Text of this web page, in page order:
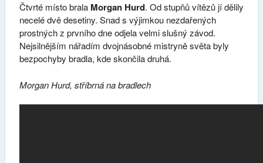
Čtvrté místo brala Morgan Hurd. Od stupňů vítězů jí dělily
necelé dvě desetiny. Snad s výjimkou nezdařených
prostných z prvního dne odjela velmi slušný závod.
Nejsilnějším nářadím dvojnásobné mistryně světa byly
bezpochyby bradla, kde skončila druhá.
Morgan Hurd, stříbrná na bradlech